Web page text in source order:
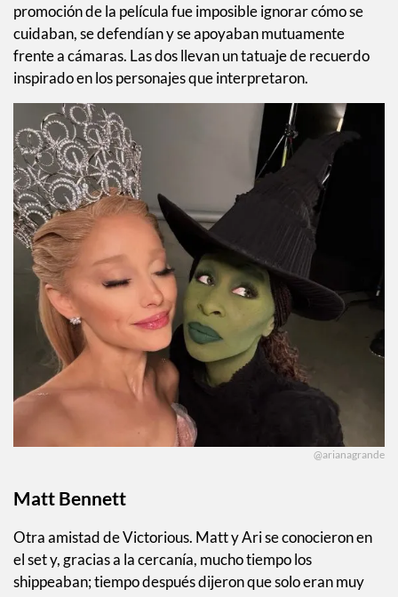
promoción de la película fue imposible ignorar cómo se
cuidaban, se defendían y se apoyaban mutuamente
frente a cámaras. Las dos llevan un tatuaje de recuerdo
inspirado en los personajes que interpretaron.
@arianagrande
Matt Bennett
Otra amistad de Victorious. Matt y Ari se conocieron en
el set y, gracias a la cercanía, mucho tiempo los
shippeaban; tiempo después dijeron que solo eran muy